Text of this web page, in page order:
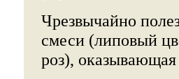
Чрезвычайно
смеси (липовый
роз),